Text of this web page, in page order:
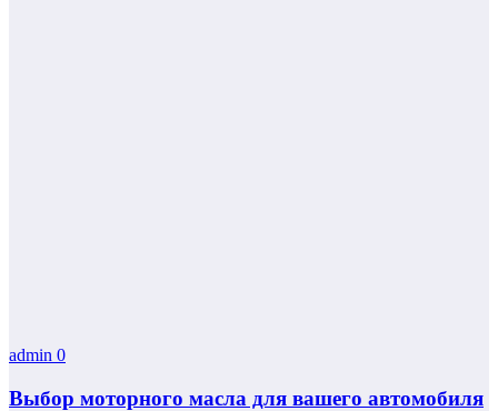
admin 0
Выбор моторного масла для вашего автомобиля